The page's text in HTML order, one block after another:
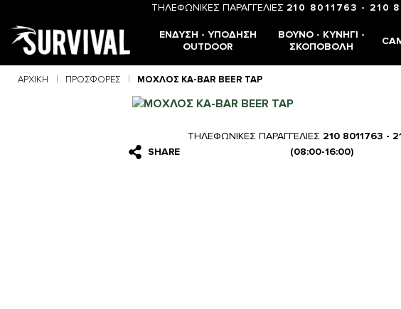
ΤΗΛΕΦΩΝΙΚΕΣ ΠΑΡΑΓΓΕΛΙΕΣ 210 8011763 - 210
ΈΝΔΥΣΗ - ΥΠΌΔΗΣΗ
OUTDOOR
ΒΟΥΝΌ - ΚΥΝΉΓΙ -
ΣΚΟΠΟΒΟΛΉ
ΑΡΧΙΚΉ ΠΡΟΣΦΟΡΈΣ ΜΟΧΛΟΣ KA-BAR BEER TAP
SHARE
ΤΗΛΕΦΩΝΙΚΕΣ ΠΑΡΑΓΓΕΛΙΕΣ 210 8011763 -
(08:00-16:00)